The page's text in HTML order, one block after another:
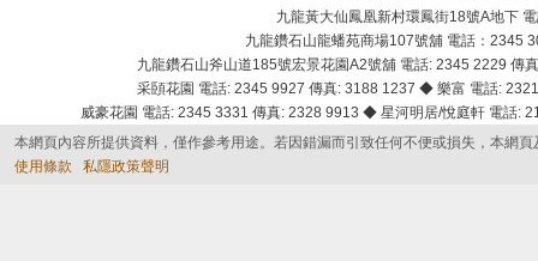
九龍黃大仙鳳凰新村環鳳街18號A地下
九龍鑽石山龍蟠苑商場107號舖 電話：2345
九龍鑽石山斧山道185號宏景花園A2號舖 電話: 2345 2229
采頣花園 電話: 2345 9927 傳真: 3188 1237 ◆ 樂富 電話:
威豪花園 電話: 2345 3331 傳真: 2328 9913 ◆ 星河明居/悅庭軒 電話
本網頁內容所提供資料，僅作參考用途。若因錯漏而引致任何不便或損失，本網
使用條款
私隱政策聲明